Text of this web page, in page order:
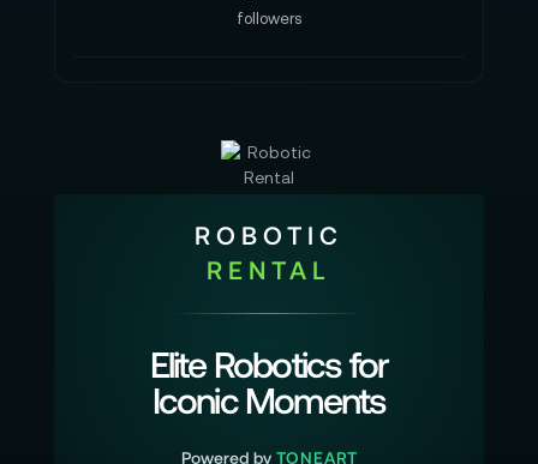
followers
ROBOTIC
RENTAL
Elite Robotics for
Iconic Moments
Powered by TONEART